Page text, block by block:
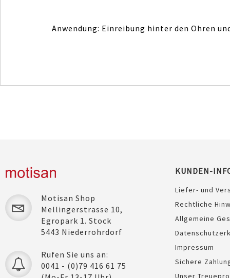
Anwendung: Einreibung hinter den Ohren
Motisan Shop
Mellingerstrasse 10,
Egropark 1. Stock
5443 Niederrohrdorf
Rufen Sie uns an:
0041 - (0)79 416 61 75
KUNDEN-
Liefer- und
Rechtliche
Allgemeine
Impressum
Sichere
Unser